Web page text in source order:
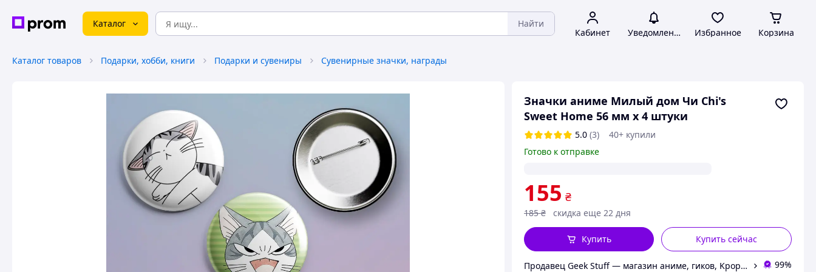
Каталог Найти
Кабинет Уведомления Избранное Корзина
Каталог товаров Подарки, хобби, книги Подарки и сувениры Сувенирные значки, награды
Значки аниме Милый дом Чи Chi's
Sweet Home 56 мм х 4 штуки
5.0 (3)
40+ купили
Готово к отправке
155 ₴
185 ₴ скидка еще 22 дня
Купить сейчас
Купить
Продавец Geek Stuff — магазин аниме, гиков, Kpop товаров. Сувениры с вашим принтом и полиграфия 99%